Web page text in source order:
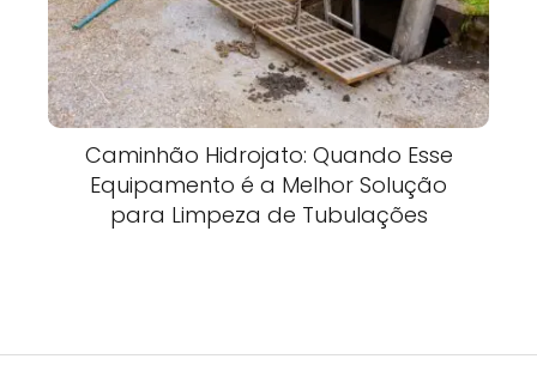
Caminhão Hidrojato: Quando Esse
Equipamento é a Melhor Solução
para Limpeza de Tubulações